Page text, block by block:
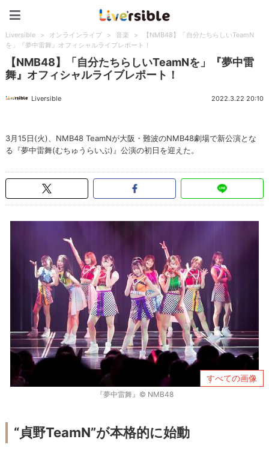
Liversible > オンラインライブ > 音楽 >
【NMB48】「自分たちらしいTeamN
を」『夢中雷舞』オフィシャルライブレポート！
【NMB48】「自分たちらしいTeamNを」『夢中雷
舞』オフィシャルライブレポート！
Liversible 2022.3.22 20:10
3月15日(火)、NMB48 TeamNが大阪・難波のNMB48劇場で新公演とな
る『夢中雷舞(むちゅうらいぶ)』公演の初日を迎えた。
すべての画像
『夢中雷舞』© NMB48
“貞野TeamN”が本格的に始動